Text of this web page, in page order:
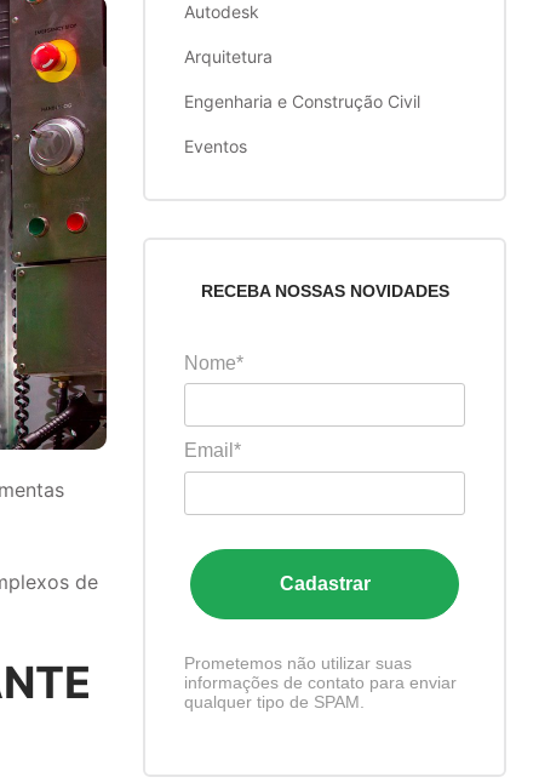
de
Autodesk
Arquitetura
Engenharia e Construção Civil
Eventos
RECEBA NOSSAS NOVIDADES
Nome*
Email*
Cadastrar
Prometemos não utilizar suas
informações de contato para enviar
qualquer tipo de SPAM.